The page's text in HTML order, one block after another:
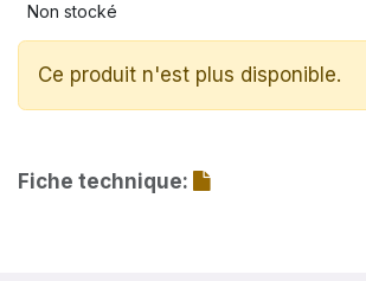
Non stocké
Ce produit n'est plus disponible.
Fiche technique: